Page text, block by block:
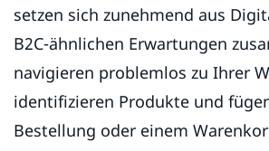
setzen sich zunehmend aus
B2C-ähnlichen Erwartungen
navigieren problemlos zu Ihrer
identifizieren Produkte und
Bestellung oder einem